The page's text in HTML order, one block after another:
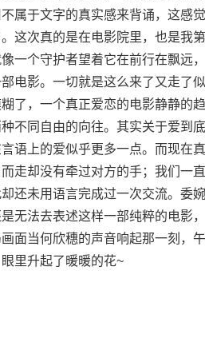
属于文字的真实感来背诵，这感
这次真的是在电影院里，也是我
一个守护者望着它在前行在飘远
电影。一切就是这么来了又走了
了，一个真正爱恋的电影静静的
不同自由的向往。其实关于爱到
语上的爱似乎更多一点。而现在
走却没有牵过对方的手；我们一
还未用语言完成过一次交流。委
无法去表述这样一部纯粹的电影
面当何欣穗的声音响起那一刻，
里升起了暖暖的花~